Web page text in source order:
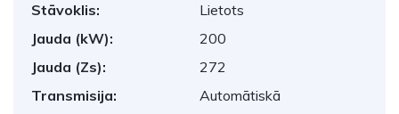
Stāvoklis:
Lietots
Jauda (kW):
200
Jauda (Zs):
272
Transmisija:
Automātiskā